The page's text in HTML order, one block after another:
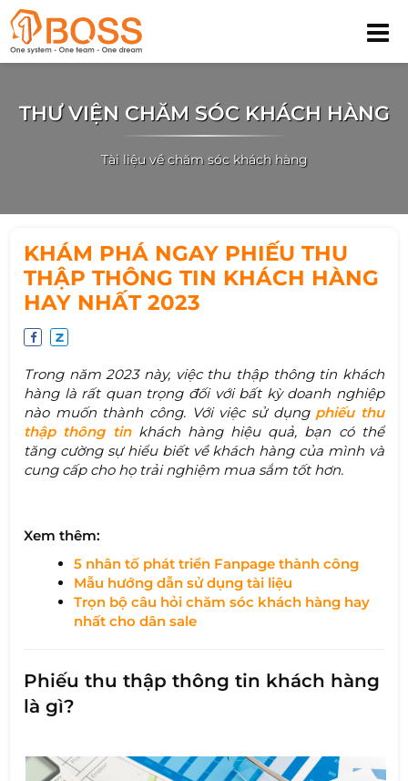
THƯ VIỆN CHĂM SÓC KHÁCH HÀNG
Tài liệu về chăm sóc khách hàng
KHÁM PHÁ NGAY PHIẾU THU
THẬP THÔNG TIN KHÁCH HÀNG
HAY NHẤT 2023
Trong năm 2023 này, việc thu thập thông tin khách
hàng là rất quan trọng đối với bất kỳ doanh nghiệp
nào muốn thành công. Với việc sử dụng phiếu thu
thập thông tinkhách hàng hiệu quả, bạn có thể
tăng cường sự hiểu biết về khách hàng của mình và
cung cấp cho họ trải nghiệm mua sắm tốt hơn.
Xem thêm:
5 nhân tố phát triển Fanpage thành công​
Mẫu hướng dẫn sử dụng tài liệu ​
Trọn bộ câu hỏi chăm sóc khách hàng hay
nhất cho dân sale
Phiếu thu thập thông tin khách hàng
là gì?